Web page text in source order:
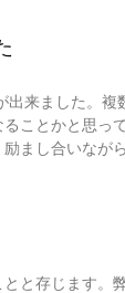
来ました。複
ことかと思っ
まし合いなが
と存じます。